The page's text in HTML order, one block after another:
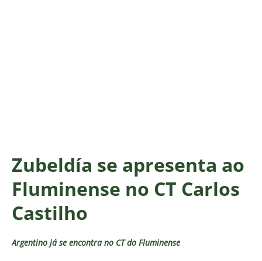
Zubeldía se apresenta ao
Fluminense no CT Carlos
Castilho
Argentino já se encontra no CT do Fluminense